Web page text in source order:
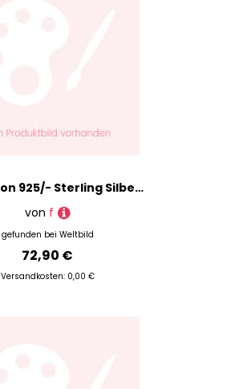
F Medaillon 925/- Sterling Silber 2,9Cm Glänzend
von f
gefunden bei Weltbild
72,90 €
Versandkosten: 0,00 €